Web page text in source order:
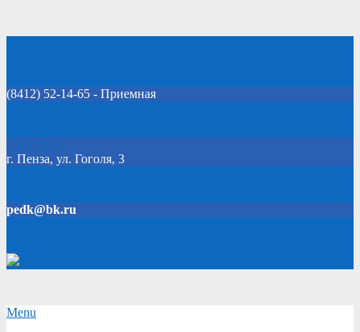
(8412) 52-14-65 - Приемная
Click Here
г. Пенза, ул. Гоголя, 3
pedk@bk.ru
Secondary
Menu